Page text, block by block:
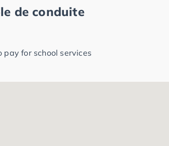
de conduite
pay for school services